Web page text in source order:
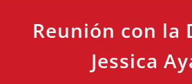
Reunión con la
Jessica